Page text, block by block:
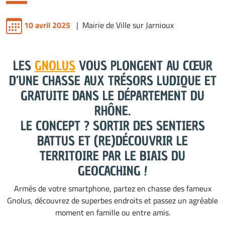
10 avril 2025 | Mairie de Ville sur Jarnioux
LES GNOLUSVOUS PLONGENT AU CŒUR
D’UNE CHASSE AUX TRÉSORS LUDIQUE ET
GRATUITE DANS LE DÉPARTEMENT DU
RHÔNE.
LE CONCEPT ? SORTIR DES SENTIERS
BATTUS ET (RE)DÉCOUVRIR LE
TERRITOIRE PAR LE BIAIS DU
GEOCACHING !
Armés de votre smartphone, partez en chasse des fameux
Gnolus, découvrez de superbes endroits et passez un agréable
moment en famille ou entre amis.